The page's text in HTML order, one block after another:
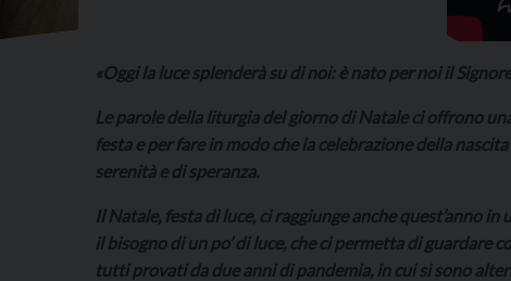
«Oggi la luce splenderà su di noi: è nato per noi il
Le parole della liturgia del giorno di Natale ci offrono
festa e per fare in modo che la celebrazione della
serenità e di speranza.
Il Natale, festa di luce, ci raggiunge anche quest’anno
il bisogno di un po’ di luce, che ci permetta di guardare
tutti provati da due anni di pandemia, in cui si sono